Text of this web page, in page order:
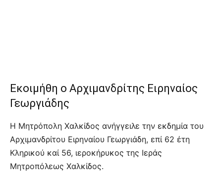
Εκοιμήθη ο Αρχιμανδρίτης Ειρηναίος
Γεωργιάδης
Η Μητρόπολη Χαλκίδος ανήγγειλε την εκδημία του
Αρχιμανδρίτου Ειρηναίου Γεωργιάδη, επί 62 έτη
Κληρικού καί 56, ιεροκήρυκος της Ιεράς
Μητροπόλεως Χαλκίδος.